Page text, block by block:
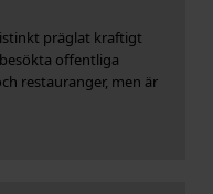
präglat kraftigt
offentliga
restauranger, men är